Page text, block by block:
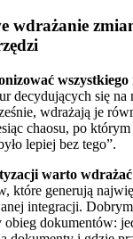
wdrażanie
wszystkiego
decydujących się na
wdrażają je
chaosu, po
lepiej bez tego”.
warto
które generują
integracji.
dokumentów: